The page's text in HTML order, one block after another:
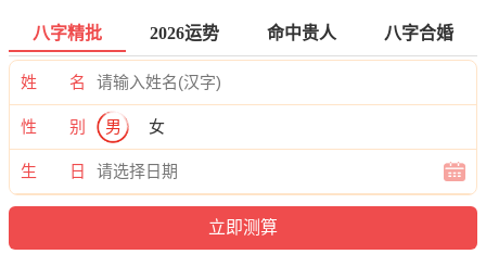
八字精批 2026运势 命中贵人 八字合婚
姓 名
性 别 男 女
生 日